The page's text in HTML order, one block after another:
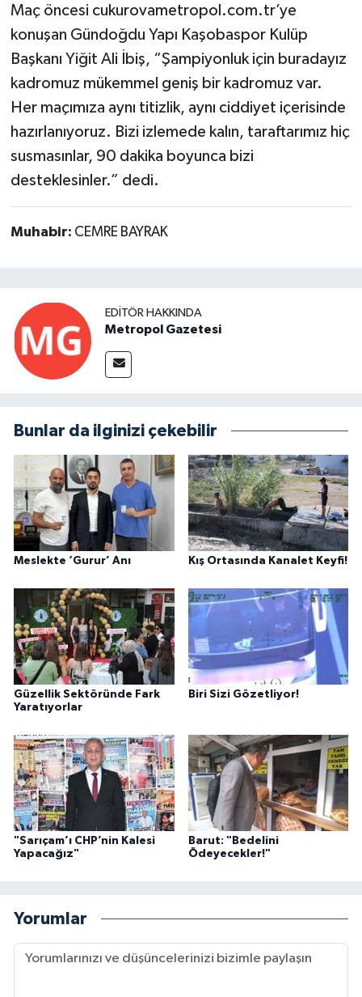
Maç öncesi cukurovametropol.com.tr’ye
konuşan Gündoğdu Yapı Kaşobaspor Kulüp
Başkanı Yiğit Ali İbiş, “Şampiyonluk için buradayız
kadromuz mükemmel geniş bir kadromuz var.
Her maçımıza aynı titizlik, aynı ciddiyet içerisinde
hazırlanıyoruz. Bizi izlemede kalın, taraftarımız hiç
susmasınlar, 90 dakika boyunca bizi
desteklesinler.” dedi.
Muhabir: CEMRE BAYRAK
EDITÖR HAKKINDA
Metropol Gazetesi
Bunlar da ilginizi çekebilir
Meslekte ‘Gurur’ Anı Kış Ortasında Kanalet Keyfi!
Güzellik Sektöründe Fark
Yaratıyorlar
Biri Sizi Gözetliyor!
"Sarıçam’ı CHP’nin Kalesi
Yapacağız"
Barut: "Bedelini
Ödeyecekler!"
Yorumlar